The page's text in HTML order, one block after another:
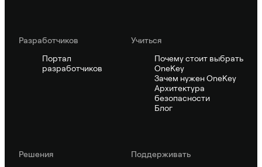
Pазработчиков
Портал
разработчиков
Учиться
Почему стоит выбрать
OneKey
Зачем нужен OneKey
Архитектура
безопасности
Блог
Решения
Поддерживать